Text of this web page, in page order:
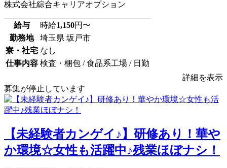
株式会社綜合キャリアオプション
給与 時給1,150円〜
勤務地
埼玉県 坂戸市
寮・社宅 なし
仕事内容 検査・梱包 / 食品系工場 / 日勤
詳細を表示
募集が停止しています
【未経験者カンゲイ♪】研修あり！華や
か環境☆女性も活躍中♪残業ほぼナシ！